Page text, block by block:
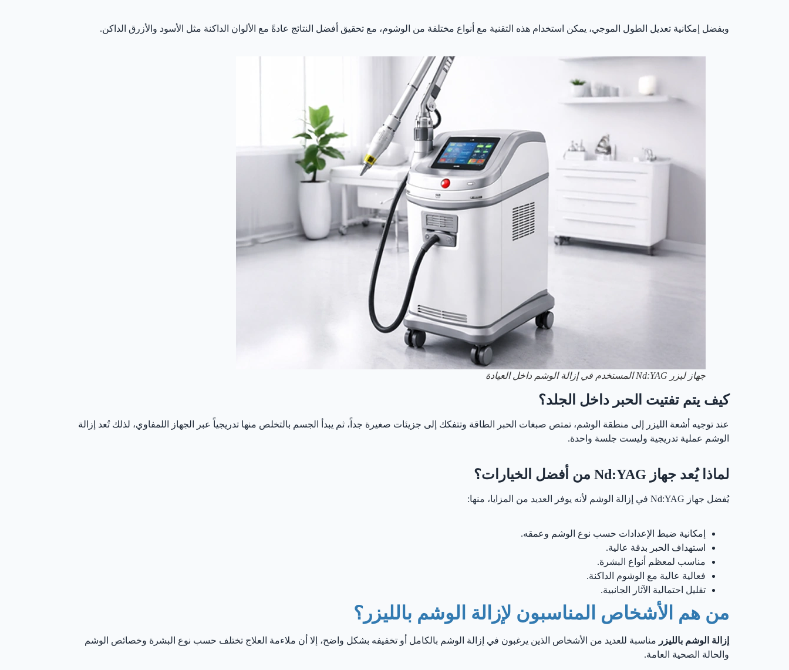
وبفضل إمكانية تعديل الطول الموجي، يمكن استخدام هذه التقنية مع أنواع مختلفة من الوشوم، مع تحقيق أفضل النتائج عادةً مع الألوان الداكنة مثل الأسود والأزرق الداكن.
جهاز ليزر Nd:YAG المستخدم في إزالة الوشم داخل العيادة
كيف يتم تفتيت الحبر داخل الجلد؟
عند توجيه أشعة الليزر إلى منطقة الوشم، تمتص صبغات الحبر الطاقة وتتفكك إلى جزيئات صغيرة جداً، ثم يبدأ الجسم بالتخلص منها تدريجياً عبر الجهاز اللمفاوي، لذلك تُعد إزالة
الوشم عملية تدريجية وليست جلسة واحدة.
لماذا يُعد جهاز Nd:YAG من أفضل الخيارات؟
يُفضل جهاز Nd:YAG في إزالة الوشم لأنه يوفر العديد من المزايا، منها:
إمكانية ضبط الإعدادات حسب نوع الوشم وعمقه.
استهداف الحبر بدقة عالية.
مناسب لمعظم أنواع البشرة.
فعالية عالية مع الوشوم الداكنة.
تقليل احتمالية الآثار الجانبية.
من هم الأشخاص المناسبون لإزالة الوشم بالليزر؟
إزالة الوشم بالليزر مناسبة للعديد من الأشخاص الذين يرغبون في إزالة الوشم بالكامل أو تخفيفه بشكل واضح، إلا أن ملاءمة العلاج تختلف حسب نوع البشرة وخصائص الوشم
والحالة الصحية العامة.